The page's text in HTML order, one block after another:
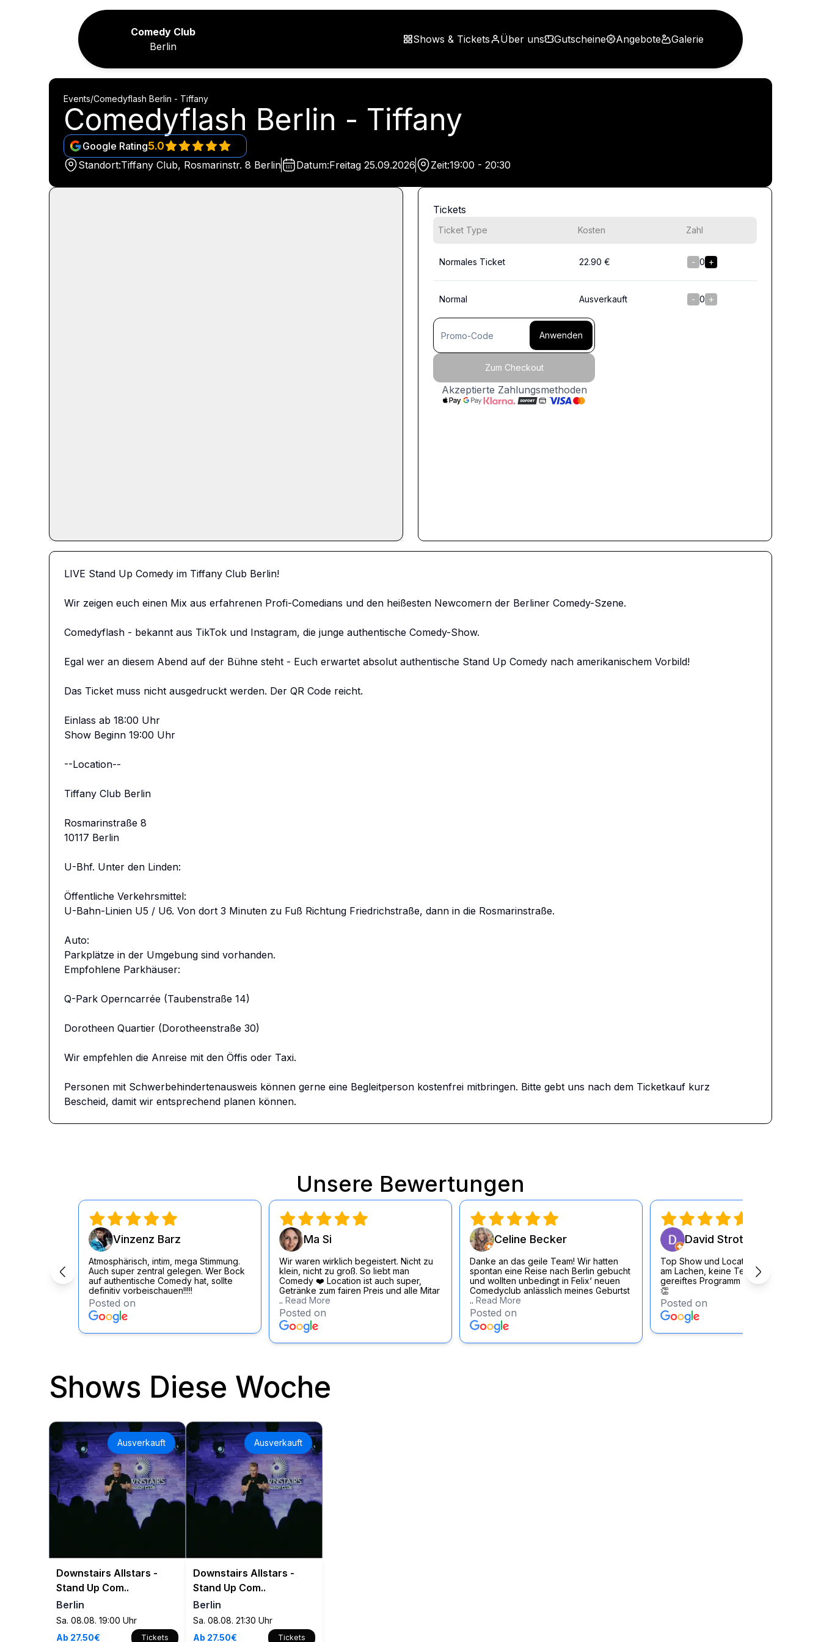
Comedy Club
Berlin
Shows & Tickets Über uns Gutscheine Angebote Galerie
Events/Comedyflash Berlin - Tiffany
Comedyflash Berlin - Tiffany
Google Rating5.0
Standort:Tiffany Club, Rosmarinstr. 8 Berlin Datum:Freitag 25.09.2026 Zeit:19:00 - 20:30
Tickets
Ticket Type Kosten Zahl
Normales Ticket 22.90 € - 0 +
Normal Ausverkauft - 0 +
Anwenden
Zum Checkout
Akzeptierte Zahlungsmethoden
LIVE Stand Up Comedy im Tiffany Club Berlin!
Wir zeigen euch einen Mix aus erfahrenen Profi-Comedians und den heißesten Newcomern der Berliner Comedy-Szene.
Comedyflash - bekannt aus TikTok und Instagram, die junge authentische Comedy-Show.
Egal wer an diesem Abend auf der Bühne steht - Euch erwartet absolut authentische Stand Up Comedy nach amerikanischem Vorbild!
Das Ticket muss nicht ausgedruckt werden. Der QR Code reicht.
Einlass ab 18:00 Uhr
Show Beginn 19:00 Uhr
--Location--
Tiffany Club Berlin
Rosmarinstraße 8
10117 Berlin
U-Bhf. Unter den Linden:
Öffentliche Verkehrsmittel:
U-Bahn-Linien U5 / U6. Von dort 3 Minuten zu Fuß Richtung Friedrichstraße, dann in die Rosmarinstraße.
Auto:
Parkplätze in der Umgebung sind vorhanden.
Empfohlene Parkhäuser:
Q-Park Operncarrée (Taubenstraße 14)
Dorotheen Quartier (Dorotheenstraße 30)
Wir empfehlen die Anreise mit den Öffis oder Taxi.
Personen mit Schwerbehindertenausweis können gerne eine Begleitperson kostenfrei mitbringen. Bitte gebt uns nach dem Ticketkauf kurz
Bescheid, damit wir entsprechend planen können.
Unsere Bewertungen
Vinzenz Barz
Atmosphärisch, intim, mega Stimmung.
Auch super zentral gelegen. Wer Bock
auf authentische Comedy hat, sollte
definitiv vorbeischauen!!!!!
Posted on
Ma Si
Wir waren wirklich begeistert. Nicht zu
klein, nicht zu groß. So liebt man
Comedy ❤️ Location ist auch super,
Getränke zum fairen Preis und alle Mitar
.. Read More
Posted on
Celine Becker
Danke an das geile Team! Wir hatten
spontan eine Reise nach Berlin gebucht
und wollten unbedingt in Felix‘ neuen
Comedyclub anlässlich meines Geburtst
.. Read More
Posted on
David Strott
Top Show und Location, durchgängig
am Lachen, keine Testouts sondern
gereiftes Programm der KünstlerInnen
👏
Posted on
Shows Diese Woche
Ausverkauft
Downstairs Allstars -
Stand Up Com..
Berlin
Sa. 08.08. 19:00 Uhr
Ab 27.50€
Tickets
Ausverkauft
Downstairs Allstars -
Stand Up Com..
Berlin
Sa. 08.08. 21:30 Uhr
Ab 27.50€
Tickets